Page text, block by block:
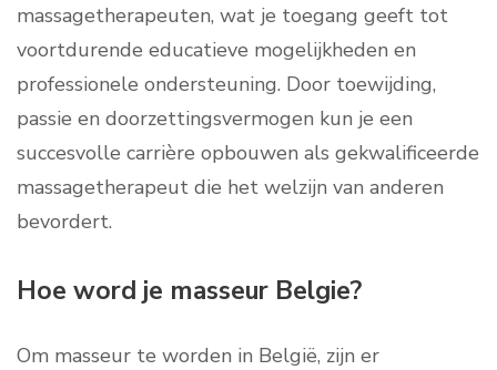
massagetherapeuten, wat je toegang geeft tot
voortdurende educatieve mogelijkheden en
professionele ondersteuning. Door toewijding,
passie en doorzettingsvermogen kun je een
succesvolle carrière opbouwen als gekwalificeerde
massagetherapeut die het welzijn van anderen
bevordert.
Hoe word je masseur Belgie?
Om masseur te worden in België, zijn er